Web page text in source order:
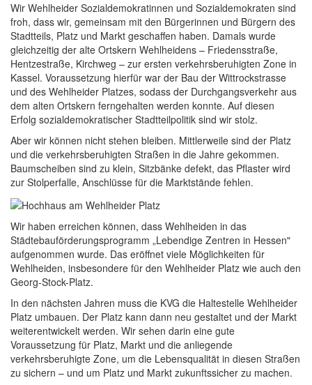
Wir Wehlheider Sozialdemokratinnen und Sozialdemokraten sind
froh, dass wir, gemeinsam mit den Bürgerinnen und Bürgern des
Stadtteils, Platz und Markt geschaffen haben. Damals wurde
gleichzeitig der alte Ortskern Wehlheidens – Friedensstraße,
Hentzestraße, Kirchweg – zur ersten verkehrsberuhigten Zone in
Kassel. Voraussetzung hierfür war der Bau der Wittrockstrasse
und des Wehlheider Platzes, sodass der Durchgangsverkehr aus
dem alten Ortskern ferngehalten werden konnte. Auf diesen
Erfolg sozialdemokratischer Stadtteilpolitik sind wir stolz.
Aber wir können nicht stehen bleiben. Mittlerweile sind der Platz
und die verkehrsberuhigten Straßen in die Jahre gekommen.
Baumscheiben sind zu klein, Sitzbänke defekt, das Pflaster wird
zur Stolperfalle, Anschlüsse für die Marktstände fehlen.
Wir haben erreichen können, dass Wehlheiden in das
Städtebauförderungsprogramm „Lebendige Zentren in Hessen"
aufgenommen wurde. Das eröffnet viele Möglichkeiten für
Wehlheiden, insbesondere für den Wehlheider Platz wie auch den
Georg-Stock-Platz.
In den nächsten Jahren muss die KVG die Haltestelle Wehlheider
Platz umbauen. Der Platz kann dann neu gestaltet und der Markt
weiterentwickelt werden. Wir sehen darin eine gute
Voraussetzung für Platz, Markt und die anliegende
verkehrsberuhigte Zone, um die Lebensqualität in diesen Straßen
zu sichern – und um Platz und Markt zukunftssicher zu machen.